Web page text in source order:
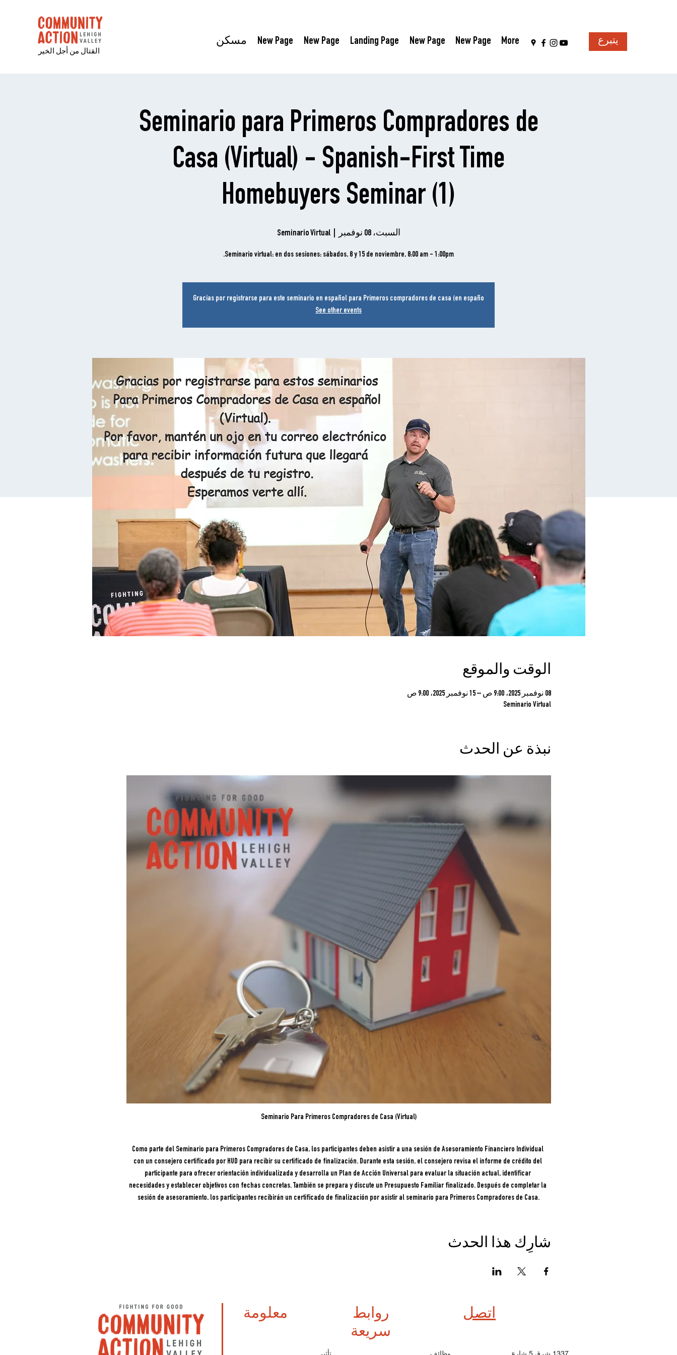
القتال من أجل الخير
يتبرع مسكن New Page New Page Landing Page New Page New Page More
Seminario para Primeros Compradores de
Casa (Virtual) - Spanish-First Time
Homebuyers Seminar (1)
السبت، 08 نوفمبر
  |
Seminario Virtual
Seminario virtual: en dos sesiones: sábados, 8 y 15 de noviembre, 8:00 am - 1:00pm.
Gracias por registrarse para este seminario en español para Primeros compradores de casa (en españo
See other events
الوقت والموقع
08 نوفمبر 2025، 9:00 ص – 15 نوفمبر 2025، 9:00 ص
Seminario Virtual
نبذة عن الحدث
Seminario Para Primeros Compradores de Casa (Virtual)
Como parte del Seminario para Primeros Compradores de Casa, los participantes deben asistir a una sesión de Asesoramiento Financiero Individual
con un consejero certificado por HUD para recibir su certificado de finalización. Durante esta sesión, el consejero revisa el informe de crédito del
participante para ofrecer orientación individualizada y desarrolla un Plan de Acción Universal para evaluar la situación actual, identificar
necesidades y establecer objetivos con fechas concretas. También se prepara y discute un Presupuesto Familiar finalizado. Después de completar la
sesión de asesoramiento, los participantes recibirán un certificado de finalización por asistir al seminario para Primeros Compradores de Casa.
شارِك هذا الحدث
معلومة
روابط
سريعة
اتصل